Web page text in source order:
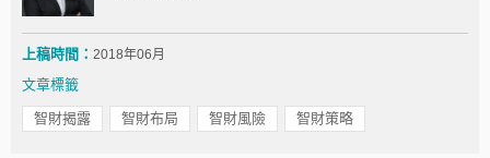
上稿時間： 2018年06月
文章標籤
智財揭露 智財布局 智財風險 智財策略